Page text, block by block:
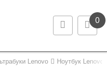
0
Lenovo Ноутбук Lenovo